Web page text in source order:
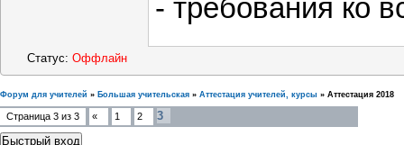
- требования ко
Статус: Оффлайн
Форум для учителей » Большая учительская » Аттестация учителей, курсы » Аттестация 2018
Страница 3 из 3 « 1 2 3